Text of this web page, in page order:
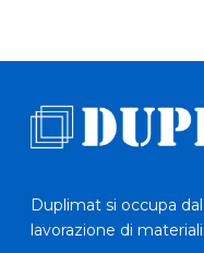
Duplimat si occupa
lavorazione di